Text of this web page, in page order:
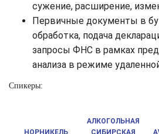
сужение, расширение,
Первичные документы в
обработка, подача
запросы ФНС в рамках
анализа в режиме
Спикеры:
АЛКОГОЛЬНАЯ